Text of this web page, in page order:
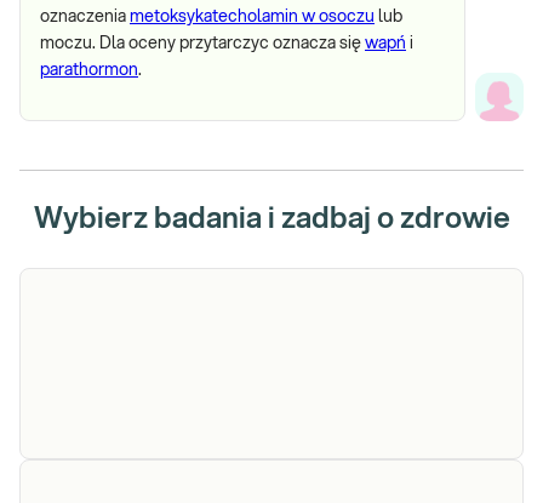
oznaczenia metoksykatecholamin w osoczu lub
moczu. Dla oceny przytarczyc oznacza się wapń i
parathormon.
Wybierz badania i zadbaj o zdrowie